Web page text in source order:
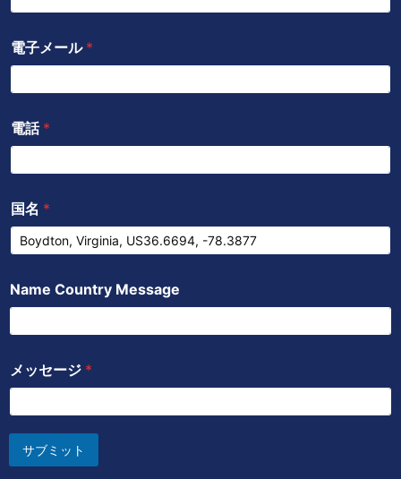
p
電子メール *
電話 *
国名 *
Name Country Message
メッセージ *
サブミット